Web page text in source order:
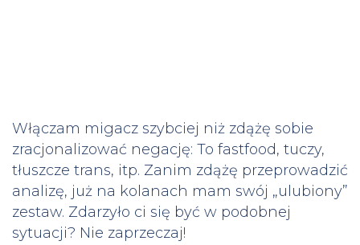
Włączam migacz szybciej niż zdążę sobie
zracjonalizować negację: To fastfood, tuczy,
tłuszcze trans, itp. Zanim zdążę przeprowadzić
analizę, już na kolanach mam swój „ulubiony”
zestaw. Zdarzyło ci się być w podobnej
sytuacji? Nie zaprzeczaj!